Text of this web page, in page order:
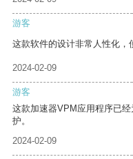
游客
这款软件的设计非常人性化，
2024-02-09
游客
这款加速器VPM应用程序已
护。
2024-02-09